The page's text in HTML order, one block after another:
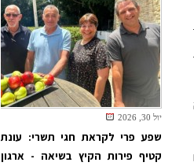
יול 30, 2026
שפע פרי לקראת חגי תשרי: עונת
קטיף פירות הקיץ בשיאה - ארגון